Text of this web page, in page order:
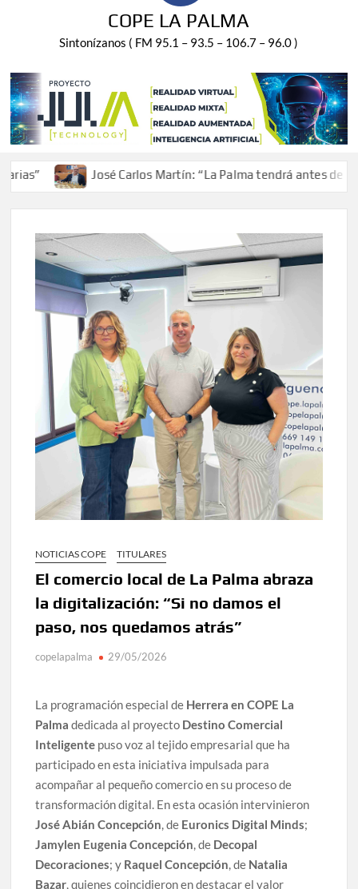
COPE LA PALMA
Sintonízanos ( FM 95.1 – 93.5 – 106.7 – 96.0 )
José Carlos Martín: “La Palma tendrá antes de 2030 un
NOTICIAS COPE TITULARES
El comercio local de La Palma abraza
la digitalización: “Si no damos el
paso, nos quedamos atrás”
copelapalma 29/05/2026
La programación especial de Herrera en COPE La
Palma dedicada al proyecto Destino Comercial
Inteligente puso voz al tejido empresarial que ha
participado en esta iniciativa impulsada para
acompañar al pequeño comercio en su proceso de
transformación digital. En esta ocasión intervinieron
José Abián Concepción, de Euronics Digital Minds;
Jamylen Eugenia Concepción, de Decopal
Decoraciones; y Raquel Concepción, de Natalia
Bazar, quienes coincidieron en destacar el valor